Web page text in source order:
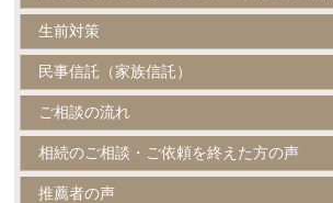
生前対策
民事信託（家族信託）
ご相談の流れ
相続のご相談・ご依頼を終えた方の声
推薦者の声